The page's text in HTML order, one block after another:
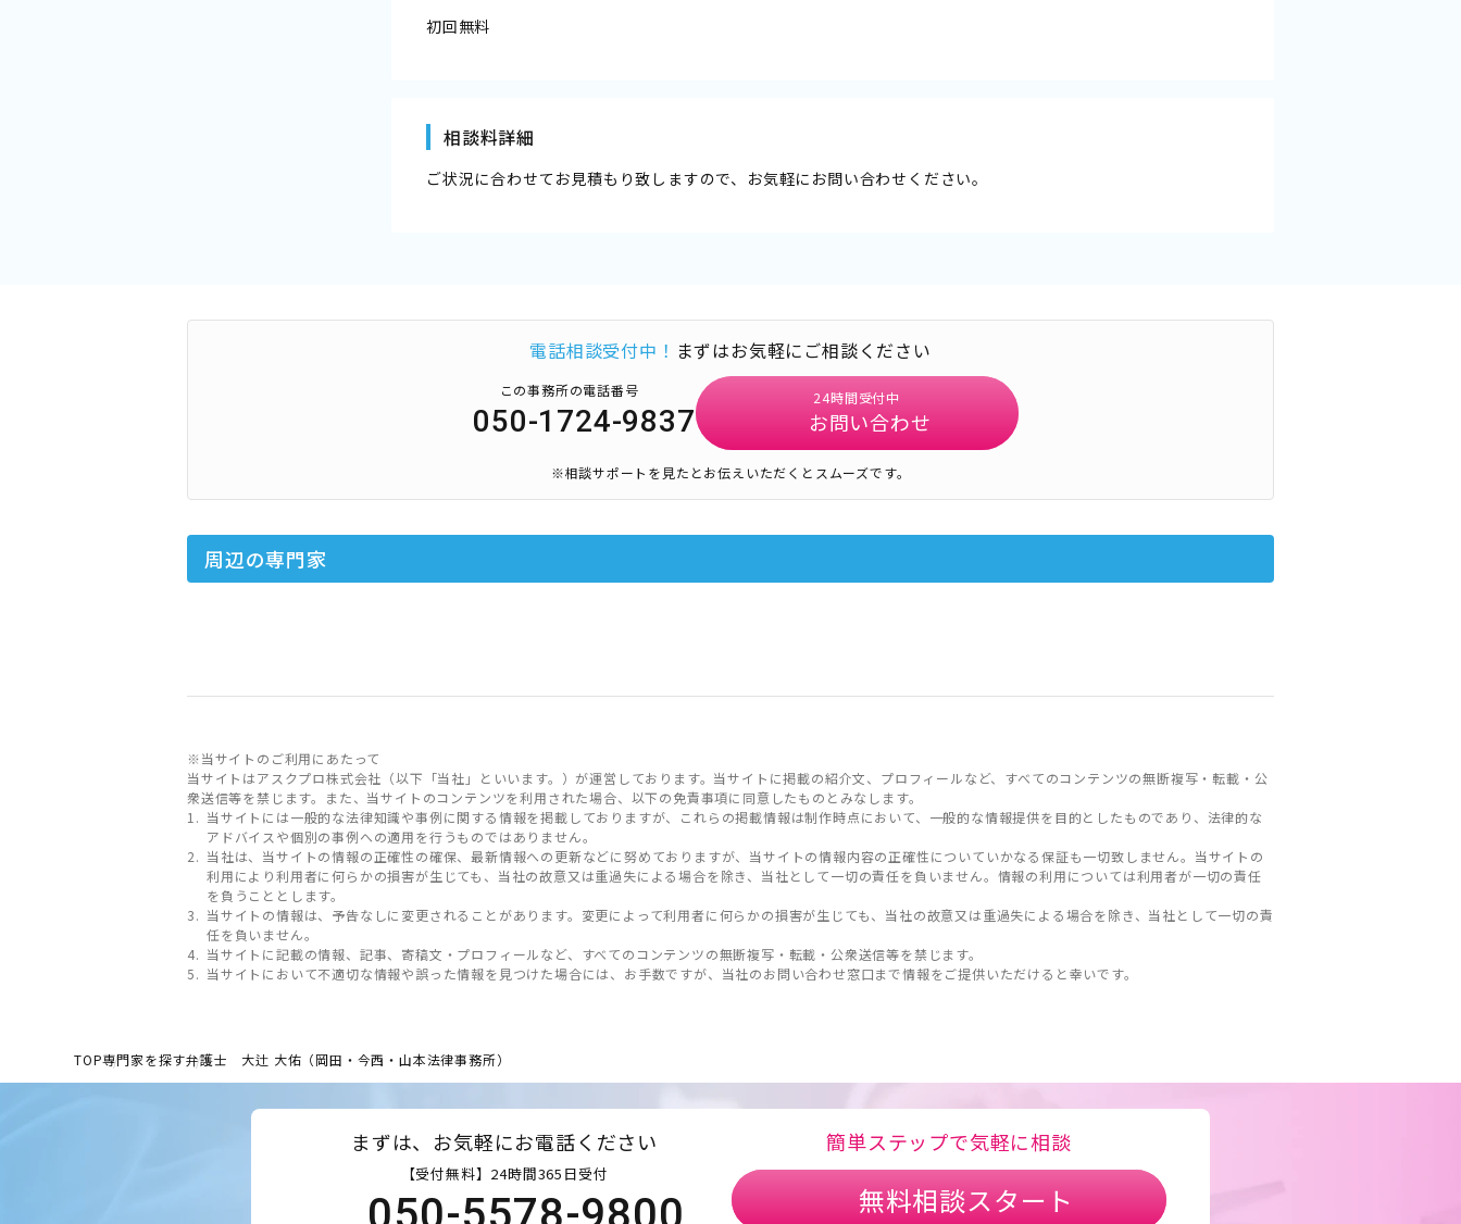
初回無料
相談料詳細
ご状況に合わせてお見積もり致しますので、お気軽にお問い合わせください。
電話相談受付中！ まずはお気軽にご相談ください
この事務所の電話番号
050-1724-9837
24時間受付中
お問い合わせ
※相談サポートを見たとお伝えいただくとスムーズです。
周辺の専門家
※当サイトのご利用にあたって
当サイトはアスクプロ株式会社（以下「当社」といいます。）が運営しております。当サイトに掲載の紹介文、プロフィールなど、すべてのコンテンツの無断複写・転載・公
衆送信等を禁じます。また、当サイトのコンテンツを利用された場合、以下の免責事項に同意したものとみなします。
当サイトには一般的な法律知識や事例に関する情報を掲載しておりますが、これらの掲載情報は制作時点において、一般的な情報提供を目的としたものであり、法律的な
アドバイスや個別の事例への適用を行うものではありません。
当社は、当サイトの情報の正確性の確保、最新情報への更新などに努めておりますが、当サイトの情報内容の正確性についていかなる保証も一切致しません。当サイトの
利用により利用者に何らかの損害が生じても、当社の故意又は重過失による場合を除き、当社として一切の責任を負いません。情報の利用については利用者が一切の責任
を負うこととします。
当サイトの情報は、予告なしに変更されることがあります。変更によって利用者に何らかの損害が生じても、当社の故意又は重過失による場合を除き、当社として一切の責
任を負いません。
当サイトに記載の情報、記事、寄稿文・プロフィールなど、すべてのコンテンツの無断複写・転載・公衆送信等を禁じます。
当サイトにおいて不適切な情報や誤った情報を見つけた場合には、お手数ですが、当社のお問い合わせ窓口まで情報をご提供いただけると幸いです。
TOP専門家を探す弁護士 大辻 大佑（岡田・今西・山本法律事務所）
まずは、お気軽にお電話ください
【受付無料】24時間365日受付
簡単ステップで気軽に相談
無料相談スタート